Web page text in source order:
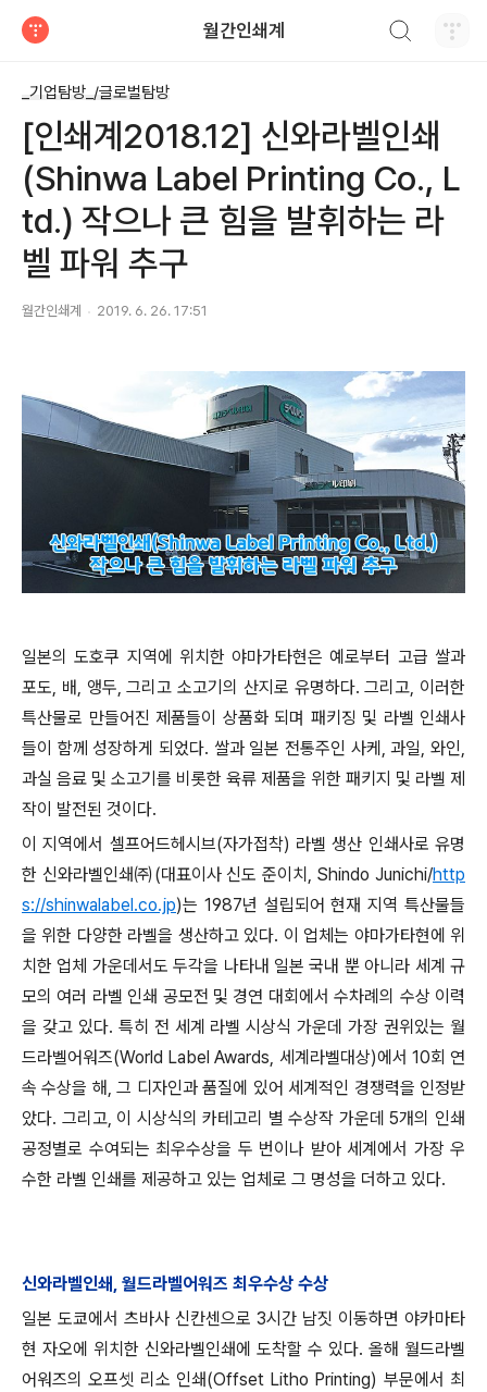
월간인쇄계
_기업탐방_/글로벌탐방
[인쇄계2018.12] 신와라벨인쇄
(Shinwa Label Printing Co., L
td.) 작으나 큰 힘을 발휘하는 라
벨 파워 추구
월간인쇄계 2019. 6. 26. 17:51
일본의 도호쿠 지역에 위치한 야마가타현은 예로부터 고급 쌀과
포도, 배, 앵두, 그리고 소고기의 산지로 유명하다. 그리고, 이러한
특산물로 만들어진 제품들이 상품화 되며 패키징 및 라벨 인쇄사
들이 함께 성장하게 되었다. 쌀과 일본 전통주인 사케, 과일, 와인,
과실 음료 및 소고기를 비롯한 육류 제품을 위한 패키지 및 라벨 제
작이 발전된 것이다.
이 지역에서 셀프어드헤시브(자가접착) 라벨 생산 인쇄사로 유명
한 신와라벨인쇄㈜(대표이사 신도 준이치, Shindo Junichi/http
s://shinwalabel.co.jp)는 1987년 설립되어 현재 지역 특산물들
을 위한 다양한 라벨을 생산하고 있다. 이 업체는 야마가타현에 위
치한 업체 가운데서도 두각을 나타내 일본 국내 뿐 아니라 세계 규
모의 여러 라벨 인쇄 공모전 및 경연 대회에서 수차례의 수상 이력
을 갖고 있다. 특히 전 세계 라벨 시상식 가운데 가장 권위있는 월
드라벨어워즈(World Label Awards, 세계라벨대상)에서 10회 연
속 수상을 해, 그 디자인과 품질에 있어 세계적인 경쟁력을 인정받
았다. 그리고, 이 시상식의 카테고리 별 수상작 가운데 5개의 인쇄
공정별로 수여되는 최우수상을 두 번이나 받아 세계에서 가장 우
수한 라벨 인쇄를 제공하고 있는 업체로 그 명성을 더하고 있다.
신와라벨인쇄, 월드라벨어워즈 최우수상 수상
일본 도쿄에서 츠바사 신칸센으로 3시간 남짓 이동하면 야카마타
현 자오에 위치한 신와라벨인쇄에 도착할 수 있다. 올해 월드라벨
어워즈의 오프셋 리소 인쇄(Offset Litho Printing) 부문에서 최